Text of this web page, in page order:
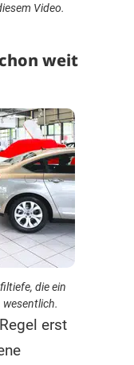
Video.
weit
die ein
erst